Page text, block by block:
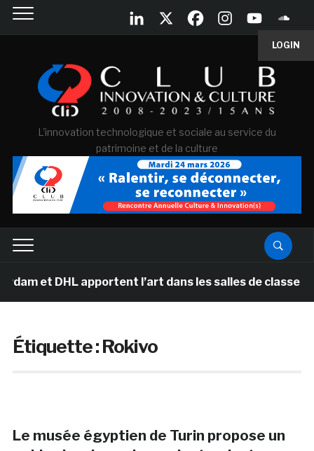
LOGIN
L'innovation technologique et sociale au service du
patrimoine et de la culture
et DHL apportent l’art dans les salles de classe des
Étiquette :Rokivo
Le musée égyptien de Turin propose un